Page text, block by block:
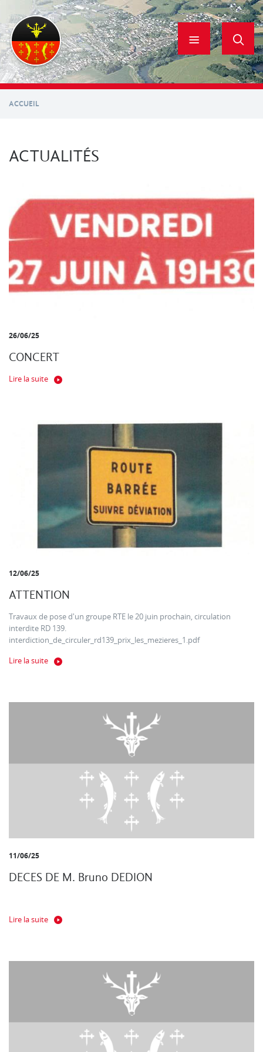
contenu
principal
ACCUEIL
ACTUALITÉS
26/06/25
CONCERT
Lire la suite
12/06/25
ATTENTION
Travaux de pose d'un groupe RTE le 20 juin prochain, circulation
interdite RD 139.
interdiction_de_circuler_rd139_prix_les_mezieres_1.pdf
Lire la suite
11/06/25
DECES DE M. Bruno DEDION
Lire la suite